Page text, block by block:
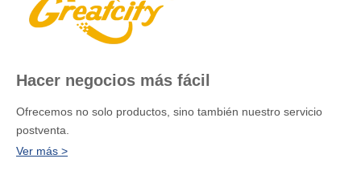
Hacer negocios más fácil
Ofrecemos no solo productos, sino también nuestro servicio
postventa.
Ver más >